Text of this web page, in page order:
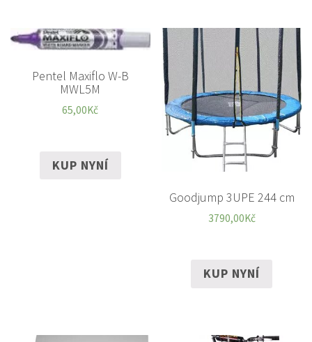
Pentel Maxiflo W-B
MWL5M
65,00Kč
KUP NYNÍ
Goodjump 3UPE 244 cm
3790,00Kč
KUP NYNÍ